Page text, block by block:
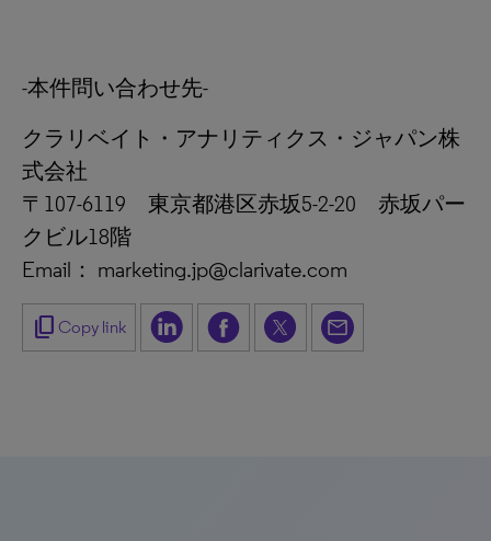
-本件問い合わせ先-
クラリベイト・アナリティクス・ジャパン株
式会社
〒107-6119 東京都港区赤坂5-2-20 赤坂パー
クビル18階
Email： marketing.jp@clarivate.com
content_copy Copy link